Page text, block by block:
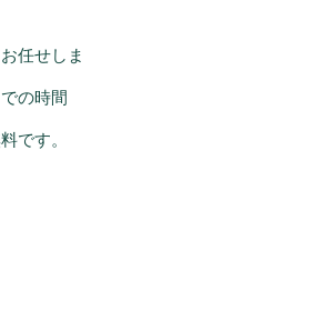
任せしま
の時間
です。